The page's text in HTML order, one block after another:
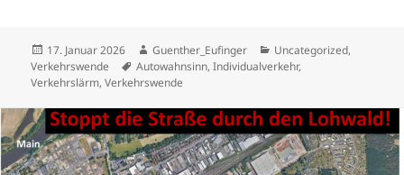
Veröffentlicht
am
17. Januar 2026 Autor
Guenther_Eufinger Kategorien
Uncategorized,
Verkehrswende
Schlagwörter
Autowahnsinn,Individualverkehr,
Verkehrslärm,Verkehrswende